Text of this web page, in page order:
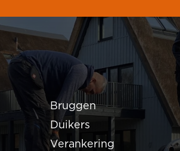
Bruggen
Duikers
Verankering